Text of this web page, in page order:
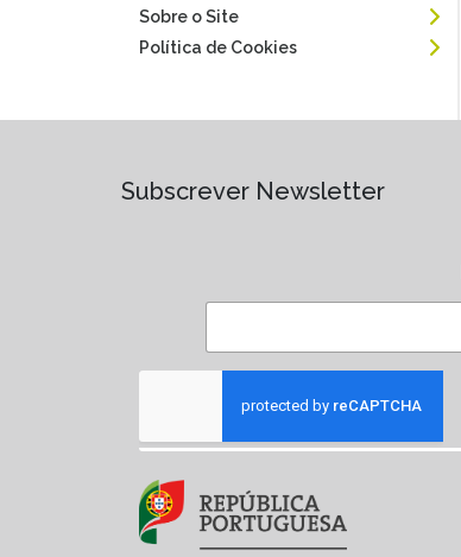
Sobre o Site
Política de Cookies
Subscrever Newsletter